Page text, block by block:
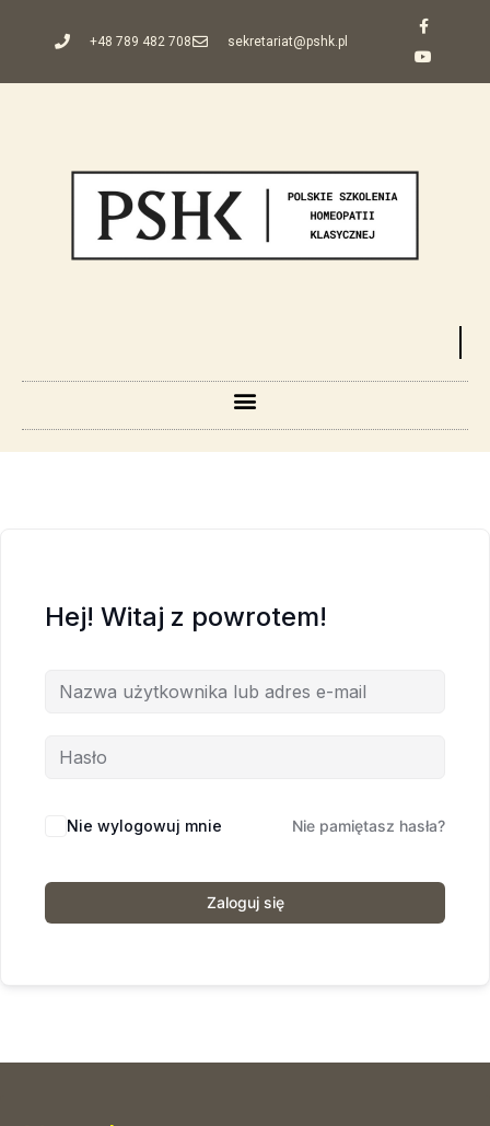
+48 789 482 708 sekretariat@pshk.pl
Hej! Witaj z powrotem!
Nie wylogowuj mnie Nie pamiętasz hasła?
Zaloguj się